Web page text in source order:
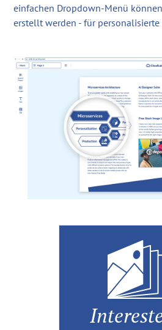
einfachen Dropdown-Menü
erstellt werden - für